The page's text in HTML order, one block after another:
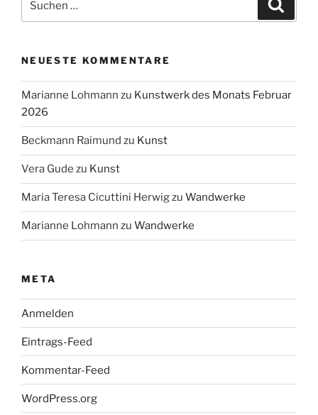
nach:
NEUESTE KOMMENTARE
Marianne Lohmann zu Kunstwerk des Monats Februar
2026
Beckmann Raimund zu Kunst
Vera Gude zu Kunst
Maria Teresa Cicuttini Herwigzu Wandwerke
Marianne Lohmann zu Wandwerke
META
Anmelden
Eintrags-Feed
Kommentar-Feed
WordPress.org